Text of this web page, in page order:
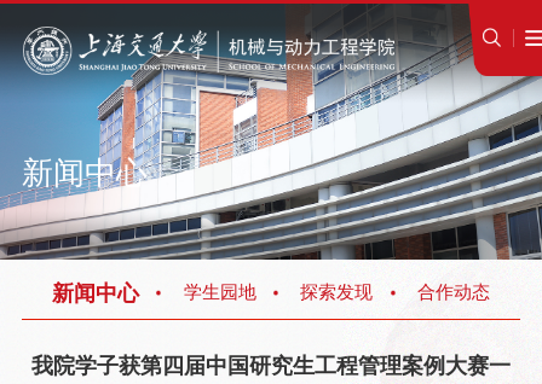
新闻中心
新闻中心 学生园地 探索发现 合作动态
我院学子获第四届中国研究生工程管理案例大赛一